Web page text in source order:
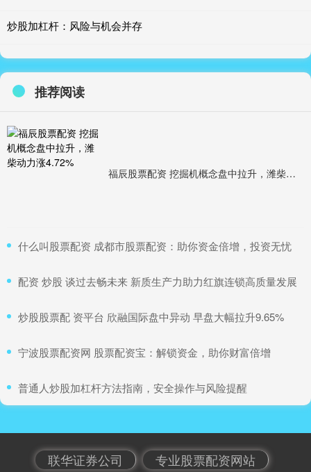
炒股加杠杆：风险与机会并存
推荐阅读
福辰股票配资 挖掘机概念盘中拉升，潍柴动力涨4.72%
​什么叫股票配资 成都市股票配资：助你资金倍增，投资无忧
​配资 炒股 谈过去畅未来 新质生产力助力红旗连锁高质量发展
​炒股股票配 资平台 欣融国际盘中异动 早盘大幅拉升9.65%
​宁波股票配资网 股票配资宝：解锁资金，助你财富倍增
​普通人炒股加杠杆方法指南，安全操作与风险提醒
联华证券公司 专业股票配资网站